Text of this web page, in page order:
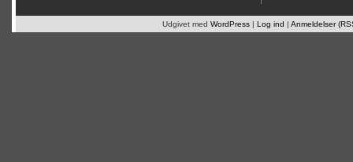
Udgivet med WordPress | Log ind | Anmeldelser